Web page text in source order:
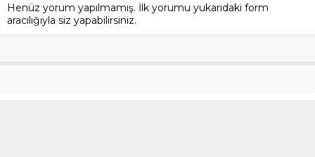
Henüz yorum yapılmamış. İlk yorumu yukarıdaki form
aracılığıyla siz yapabilirsiniz.